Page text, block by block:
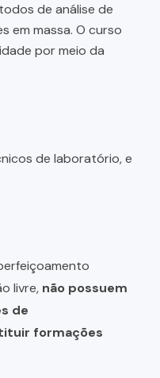
de análise de
em massa. O curso
por meio da
de laboratório, e
livre, não possuem
de
formações